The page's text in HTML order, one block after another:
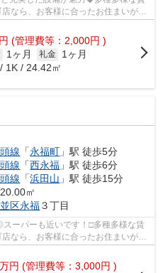
なら、お客様に合ったお住まいがき
円 (管理費等：2,000円 )
1ヶ月 礼金
1ヶ月
1K / 24.42㎡
線 「永福町 」駅 徒歩5分
線 「西永福 」駅 徒歩6分
線 「浜田山 」駅 徒歩15分
㎡
区永福３丁目
ーパーも近いです！□多種多様な賃
なら、お客様に合ったお住まいがき
万円 (管理費等：3,000円 )